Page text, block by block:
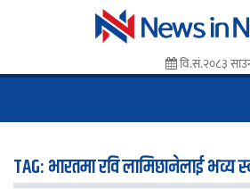
वि.सं.२०८३
TAG:भारतमा रवि लामिछानेलाई भव्य